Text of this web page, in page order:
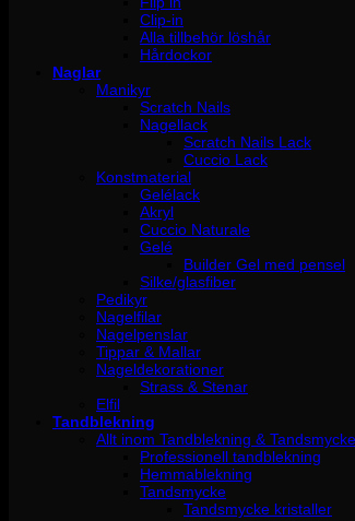
Clip-in
Alla tillbehör löshår
Hårdockor
Naglar
Manikyr
Scratch Nails
Nagellack
Scratch Nails Lack
Cuccio Lack
Konstmaterial
Gelélack
Akryl
Cuccio Naturale
Gelé
Builder Gel med pensel
Silke/glasfiber
Pedikyr
Nagelfilar
Nagelpenslar
Tippar & Mallar
Nageldekorationer
Strass & Stenar
Elfil
Tandblekning
Allt inom Tandblekning & Tandsmycke
Professionell tandblekning
Hemmablekning
Tandsmycke
Tandsmycke kristaller